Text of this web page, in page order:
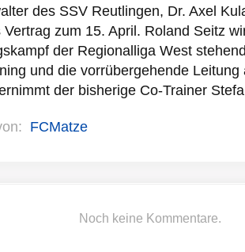
des SSV Reutlingen, Dr. Axel
zum 15. April. Roland Seitz
der Regionalliga West
und die vorrübergehende
der bisherige Co-Trainer
FCMatze
Noch keine Kommentare.